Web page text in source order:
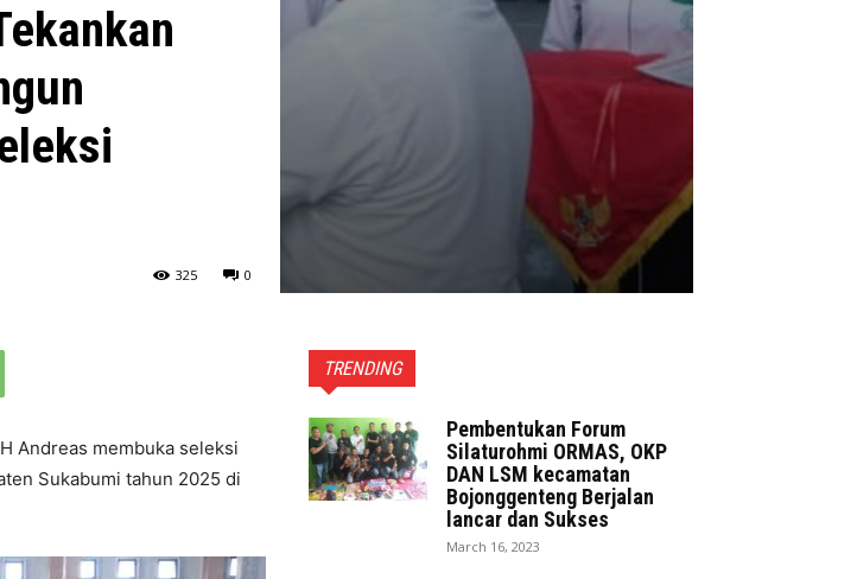
0
325
Andreas membuka seleksi
Sukabumi tahun 2025 di
TRENDING
Pembentukan Forum
Silaturohmi ORMAS, OKP
DAN LSM kecamatan
Bojonggenteng Berjalan
lancar dan Sukses
March 16, 2023